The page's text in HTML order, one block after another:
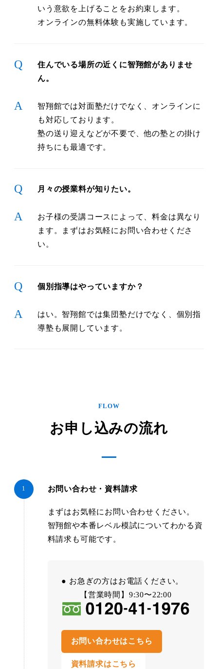
いう意欲を上げることをお約束します。
オンラインの無料体験も実施しています。
Q
住んでいる場所の近くに智翔館がありませ
ん。
A
智翔館では対面塾だけでなく、オンラインに
も対応しております。
塾の送り迎えなどが不要で、他の塾との掛け
持ちにも最適です。
Q 月々の授業料が知りたい。
A
お子様の受講コースによって、料金は異なり
ます。まずはお気軽にお問い合わせくださ
い。
Q 個別指導はやっていますか？
A
はい。智翔館では集団塾だけでなく、個別指
導塾も展開しています。
FLOW
お申し込みの流れ
お問い合わせ・資料請求
まずはお気軽にお問い合わせください。
智翔館や本番レベル模試についてわかる資
料請求も可能です。
● お急ぎの方はお電話ください。
【営業時間】9:30〜22:00
お問い合わせはこちら
資料請求はこちら